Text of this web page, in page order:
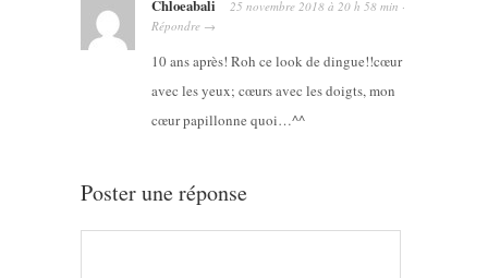
Chloeabali 25 novembre 2018 à 20 h 58 min ·
Répondre →
10 ans après! Roh ce look de dingue!!cœur
avec les yeux; cœurs avec les doigts, mon
cœur papillonne quoi…^^
Poster une réponse